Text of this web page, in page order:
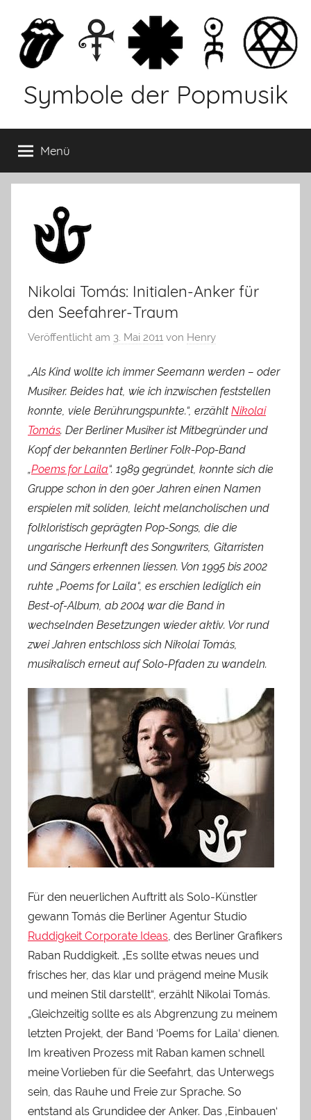
Inhalt
springen
Symbole der Popmusik
Menü
Nikolai Tomás: Initialen-Anker für
den Seefahrer-Traum
Veröffentlicht am 3. Mai 2011 von Henry
„Als Kind wollte ich immer Seemann werden – oder
Musiker. Beides hat, wie ich inzwischen feststellen
konnte, viele Berührungspunkte.“, erzählt Nikolai
Tomás. Der Berliner Musiker ist Mitbegründer und
Kopf der bekannten Berliner Folk-Pop-Band
„Poems for Laila“. 1989 gegründet, konnte sich die
Gruppe schon in den 90er Jahren einen Namen
erspielen mit soliden, leicht melancholischen und
folkloristisch geprägten Pop-Songs, die die
ungarische Herkunft des Songwriters, Gitarristen
und Sängers erkennen liessen. Von 1995 bis 2002
ruhte „Poems for Laila“, es erschien lediglich ein
Best-of-Album, ab 2004 war die Band in
wechselnden Besetzungen wieder aktiv. Vor rund
zwei Jahren entschloss sich Nikolai Tomás,
musikalisch erneut auf Solo-Pfaden zu wandeln.
Für den neuerlichen Auftritt als Solo-Künstler
gewann Tomás die Berliner Agentur Studio
Ruddigkeit Corporate Ideas, des Berliner Grafikers
Raban Ruddigkeit. „Es sollte etwas neues und
frisches her, das klar und prägend meine Musik
und meinen Stil darstellt“, erzählt Nikolai Tomás.
„Gleichzeitig sollte es als Abgrenzung zu meinem
letzten Projekt, der Band ‘Poems for Laila‘ dienen.
Im kreativen Prozess mit Raban kamen schnell
meine Vorlieben für die Seefahrt, das Unterwegs
sein, das Rauhe und Freie zur Sprache. So
entstand als Grundidee der Anker. Das ‚Einbauen‘